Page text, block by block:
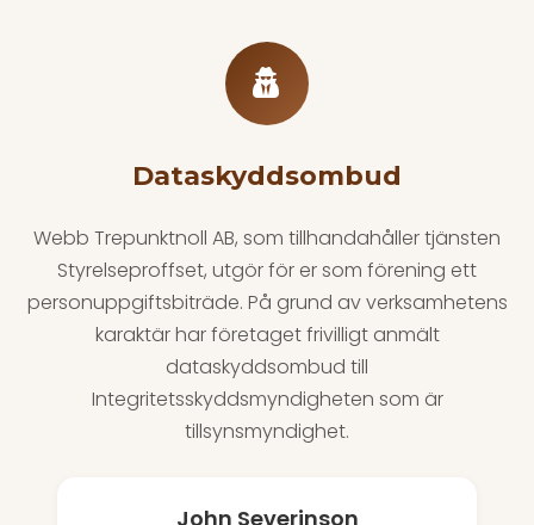
Dataskyddsombud
Webb Trepunktnoll AB, som tillhandahåller tjänsten
Styrelseproffset, utgör för er som förening ett
personuppgiftsbiträde. På grund av verksamhetens
karaktär har företaget frivilligt anmält
dataskyddsombud till
Integritetsskyddsmyndigheten som är
tillsynsmyndighet.
John Severinson